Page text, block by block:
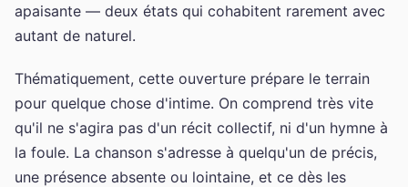
apaisante — deux états qui cohabitent rarement avec
autant de naturel.
Thématiquement, cette ouverture prépare le terrain
pour quelque chose d'intime. On comprend très vite
qu'il ne s'agira pas d'un récit collectif, ni d'un hymne à
la foule. La chanson s'adresse à quelqu'un de précis,
une présence absente ou lointaine, et ce dès les